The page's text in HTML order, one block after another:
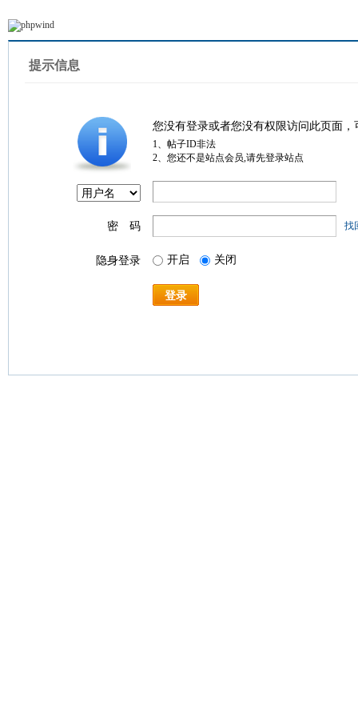
提示信息
您没有登录或者您没有权限访问此页面
1、帖子ID非法
2、您还不是站点会员,请先登录站点
密 码 找
隐身登录 开启 关闭
登录